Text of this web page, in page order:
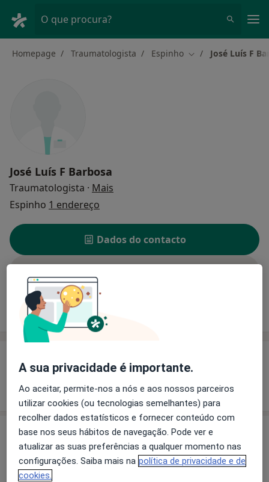
O que procura?
Homepage Traumatologista Espinho Mudar de cidade
José Luís F
José Luís F Barbosa
Traumatologista · Mais
Espinho 1 endereço
Dados do contacto
Experiência Preços
Mostrar mais detalhes
sobre a experiência
Preços
Sem informação sobre serviços e preços
Este especialista ainda não adicionou nenhuma
A sua privacidade é importante.
Ao aceitar, permite-nos a nós e aos nossos parceiros
utilizar cookies (ou tecnologias semelhantes) para
recolher dados estatísticos e fornecer conteúdo com
base nos seus hábitos de navegação. Pode ver e
atualizar as suas preferências a qualquer momento nas
configurações. Saiba mais na política de privacidade e de
cookies.